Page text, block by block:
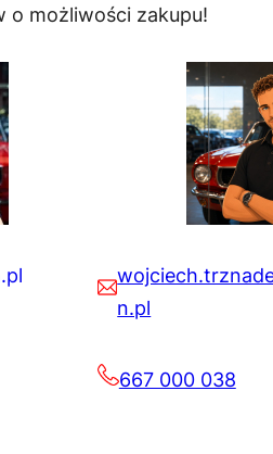
o możliwości zakupu!
n.pl
667 000 038